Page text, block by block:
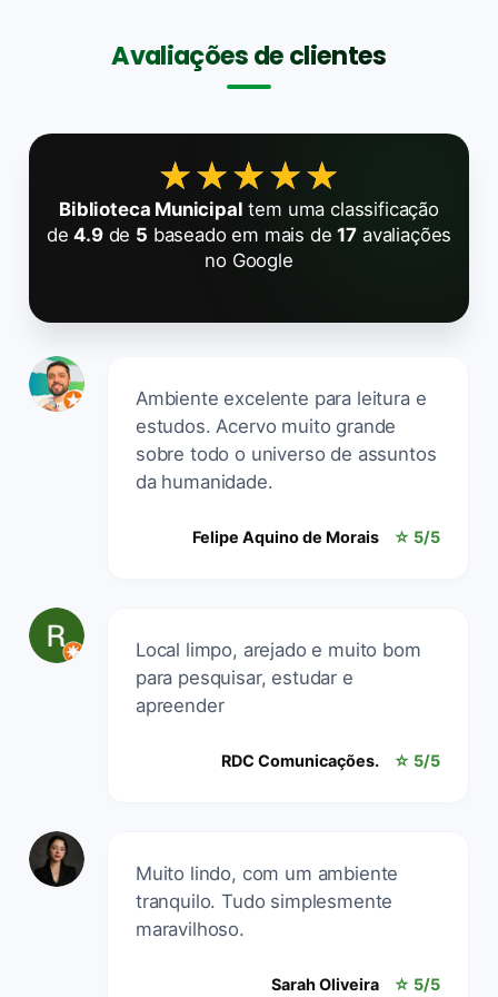
Avaliações de clientes
★★★★★
★★★★★
Biblioteca Municipal tem uma classificação
de4.9de 5 baseado em mais de17 avaliações
no Google
Ambiente excelente para leitura e
estudos. Acervo muito grande
sobre todo o universo de assuntos
da humanidade.
Felipe Aquino de Morais ☆ 5/5
Local limpo, arejado e muito bom
para pesquisar, estudar e
apreender
RDC Comunicações. ☆ 5/5
Muito lindo, com um ambiente
tranquilo. Tudo simplesmente
maravilhoso.
Sarah Oliveira ☆ 5/5